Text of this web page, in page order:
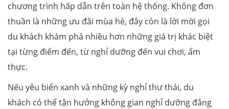
chương trình hấp dẫn trên toàn hệ thống. Không đơn
thuần là những ưu đãi mùa hè, đây còn là lời mời gọi
du khách khám phá nhiều hơn những giá trị khác biệt
tại từng điểm đến, từ nghỉ dưỡng đến vui chơi, ẩm
thực.
Nếu yêu biển xanh và những kỳ nghỉ thư thái, du
khách có thể tận hưởng không gian nghỉ dưỡng đẳng